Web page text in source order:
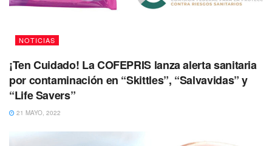
NOTICIAS
¡Ten Cuidado! La COFEPRIS lanza alerta sanitaria
por contaminación en “Skittles”, “Salvavidas” y
“Life Savers”
21 MAYO, 2022